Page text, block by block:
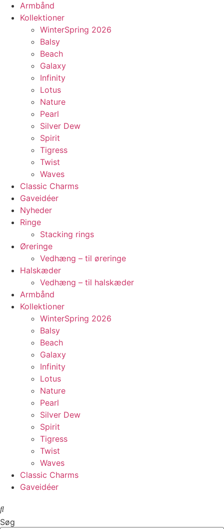
Armbånd
Kollektioner
WinterSpring 2026
Balsy
Beach
Galaxy
Infinity
Lotus
Nature
Pearl
Silver Dew
Spirit
Tigress
Twist
Waves
Classic Charms
Gaveidéer
Nyheder
Ringe
Stacking rings
Øreringe
Vedhæng – til øreringe
Halskæder
Vedhæng – til halskæder
Armbånd
Kollektioner
WinterSpring 2026
Balsy
Beach
Galaxy
Infinity
Lotus
Nature
Pearl
Silver Dew
Spirit
Tigress
Twist
Waves
Classic Charms
Gaveidéer
Søg